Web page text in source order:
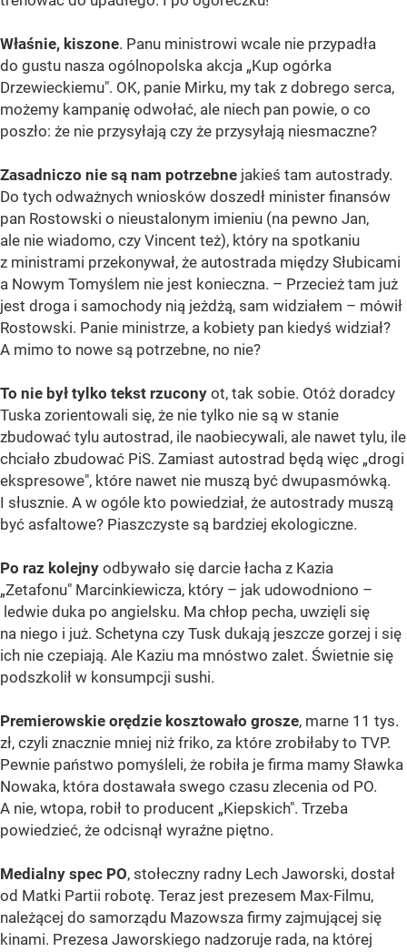
Właśnie, kiszone. Panu ministrowi wcale nie przypadła
do gustu nasza ogólnopolska akcja „Kup ogórka
Drzewieckiemu". OK, panie Mirku, my tak z dobrego serca,
możemy kampanię odwołać, ale niech pan powie, o co
poszło: że nie przysyłają czy że przysyłają niesmaczne?
Zasadniczo nie są nam potrzebne jakieś tam autostrady.
Do tych odważnych wniosków doszedł minister finansów
pan Rostowski o nieustalonym imieniu (na pewno Jan,
ale nie wiadomo, czy Vincent też), który na spotkaniu
z ministrami przekonywał, że autostrada między Słubicami
a Nowym Tomyślem nie jest konieczna. – Przecież tam już
jest droga i samochody nią jeżdżą, sam widziałem – mówił
Rostowski. Panie ministrze, a kobiety pan kiedyś widział?
A mimo to nowe są potrzebne, no nie?
To nie był tylko tekst rzucony ot, tak sobie. Otóż doradcy
Tuska zorientowali się, że nie tylko nie są w stanie
zbudować tylu autostrad, ile naobiecywali, ale nawet tylu, ile
chciało zbudować PiS. Zamiast autostrad będą więc „drogi
ekspresowe", które nawet nie muszą być dwupasmówką.
I słusznie. A w ogóle kto powiedział, że autostrady muszą
być asfaltowe? Piaszczyste są bardziej ekologiczne.
Po raz kolejny odbywało się darcie łacha z Kazia
„Zetafonu" Marcinkiewicza, który – jak udowodniono –
ledwie duka po angielsku. Ma chłop pecha, uwzięli się
na niego i już. Schetyna czy Tusk dukają jeszcze gorzej i się
ich nie czepiają. Ale Kaziu ma mnóstwo zalet. Świetnie się
podszkolił w konsumpcji sushi.
Premierowskie orędzie kosztowało grosze, marne 11 tys.
zł, czyli znacznie mniej niż friko, za które zrobiłaby to TVP.
Pewnie państwo pomyśleli, że robiła je firma mamy Sławka
Nowaka, która dostawała swego czasu zlecenia od PO.
A nie, wtopa, robił to producent „Kiepskich". Trzeba
powiedzieć, że odcisnął wyraźne piętno.
Medialny spec PO, stołeczny radny Lech Jaworski, dostał
od Matki Partii robotę. Teraz jest prezesem Max-Filmu,
należącej do samorządu Mazowsza firmy zajmującej się
kinami. Prezesa Jaworskiego nadzoruje rada, na której